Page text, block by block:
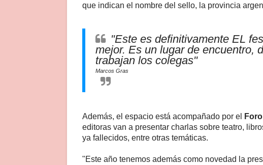
que indican el nombre del sello, la provincia
"Este es definitivamente EL
mejor. Es un lugar de encuentro,
trabajan los colegas"
Marcos Gras
Además, el espacio está acompañado por el
editoras van a presentar charlas sobre teatro,
ya fallecidos, entre otras temáticas.
"Este año tenemos además como novedad la